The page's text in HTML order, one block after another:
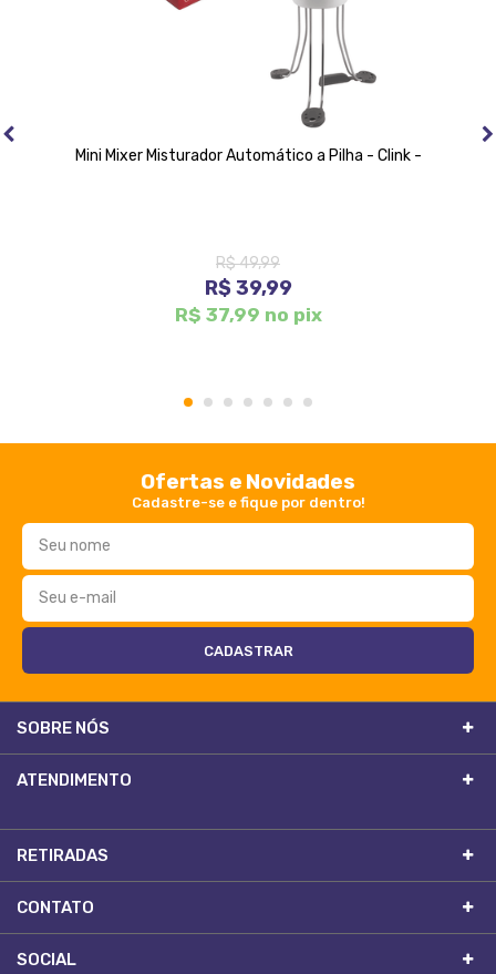
Mini Mixer Misturador Automático a Pilha - Clink -
R$ 49,99
R$ 39,99
R$ 37,99 no pix
1 2 3 4 5 6 7
Ofertas e Novidades
Cadastre-se e fique por dentro!
SOBRE NÓS
ATENDIMENTO
RETIRADAS
CONTATO
SOCIAL